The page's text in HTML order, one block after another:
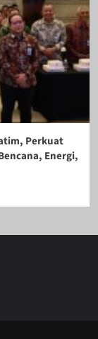
Perkuat
Energi,